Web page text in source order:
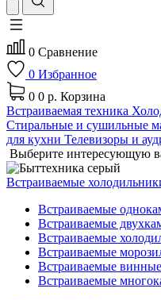
0 Сравнение
0 Избранное
0 0 р. Корзина
Встраиваемая техника
Стиральные и сушильные
для кухни Телевизоры и
Выберите интересующую
Встраиваемые
Встраиваемые
Встраиваемые
Встраиваемые
Встраиваемые
Встраиваемые
Встраиваемые